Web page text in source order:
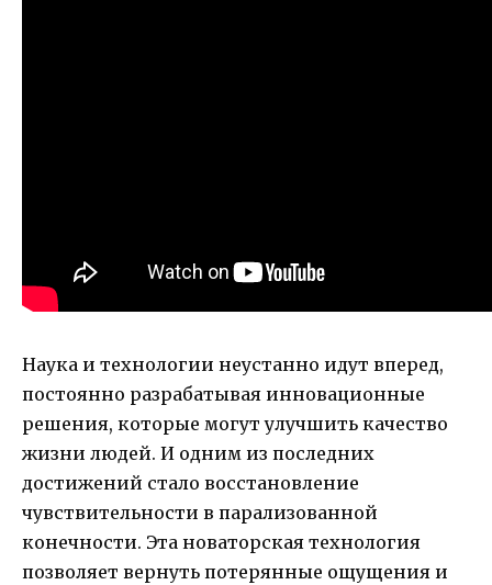
Наука и технологии неустанно идут вперед,
постоянно разрабатывая инновационные
решения, которые могут улучшить качество
жизни людей. И одним из последних
достижений стало восстановление
чувствительности в парализованной
конечности. Эта новаторская технология
позволяет вернуть потерянные ощущения и